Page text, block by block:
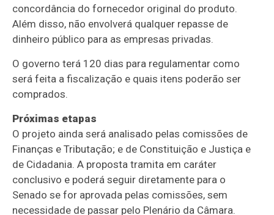
concordância do fornecedor original do produto.
Além disso, não envolverá qualquer repasse de
dinheiro público para as empresas privadas.
O governo terá 120 dias para regulamentar como
será feita a fiscalização e quais itens poderão ser
comprados.
Próximas etapas
O projeto ainda será analisado pelas comissões de
Finanças e Tributação; e de Constituição e Justiça e
de Cidadania. A proposta tramita em caráter
conclusivo e poderá seguir diretamente para o
Senado se for aprovada pelas comissões, sem
necessidade de passar pelo Plenário da Câmara.